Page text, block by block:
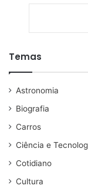
Temas
Astronomia
Biografia
Carros
Ciência e
Cotidiano
Cultura